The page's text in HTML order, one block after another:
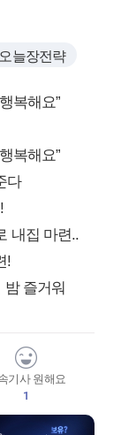
오늘장전략
복해요”
복해요”
다
내집 마련..
!
즐거워
기사 원해요
1